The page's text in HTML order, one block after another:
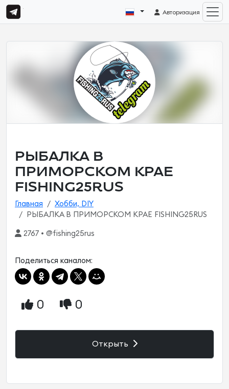
Авторизация
РЫБАЛКА В
ПРИМОРСКОМ КРАЕ
FISHING25RUS
Главная
Хобби, DIY
РЫБАЛКА В ПРИМОРСКОМ КРАЕ FISHING25RUS
2767 • @fishing25rus
Поделиться каналом:
0 0
Открыть